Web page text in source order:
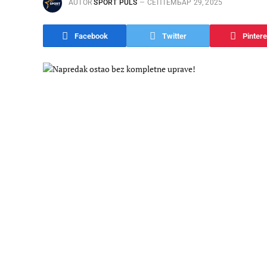
AUTOR SPORT PULS СЕПТЕМБАР 29, 2025
Facebook Twitter